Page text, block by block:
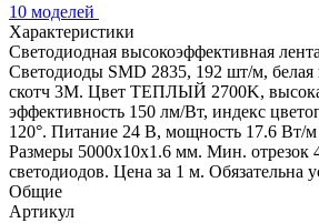
10 моделей
Характеристики
Светодиодная высокоэффективная
Светодиоды SMD 2835, 192 шт/м,
скотч 3M. Цвет ТЕПЛЫЙ 2700K,
эффективность 150 лм/Вт, индекс
120°. Питание 24 В, мощность 17.6 Вт/
Размеры 5000x10x1.6 мм. Мин. отрезок
светодиодов. Цена за 1 м. Обязательна
Общие
Артикул